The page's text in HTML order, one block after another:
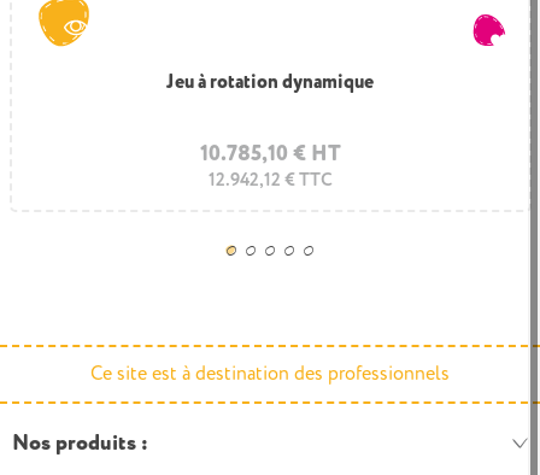
Jeu à rotation dynamique
10.785,10 € HT
12.942,12 € TTC
Structure multifonctions savane
16.599,70 € HT
19.919,64 € TTC
Ce site est à destination des professionnels
Nos produits